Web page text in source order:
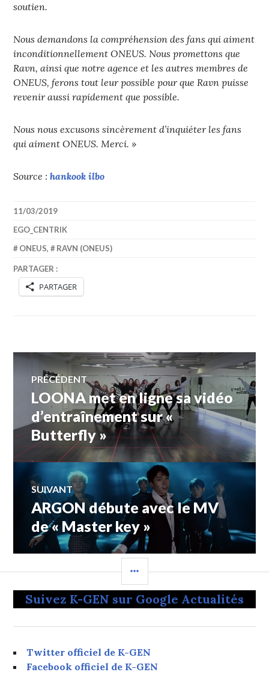
soutien.
Nous demandons la compréhension des fans qui aiment
inconditionnellement ONEUS. Nous promettons que
Ravn, ainsi que notre agence et les autres membres de
ONEUS, ferons tout leur possible pour que Ravn puisse
revenir aussi rapidement que possible.
Nous nous excusons sincèrement d’inquiéter les fans
qui aiment ONEUS. Merci. »
Source :hankook ilbo
11/03/2019
EGO_CENTRIK
ONEUS, RAVN (ONEUS)
PARTAGER :
PARTAGER
Navigation
de
l’article
PRÉCÉDENT
Article
précédent :
LOONA met en ligne sa vidéo
d’entraînement sur «
Butterfly »
SUIVANT
Article
Suivant:
ARGON débute avec le MV
de « Master key »
LATÉRALE
Suivez K-GEN sur Google Actualités
Twitter officiel de K-GEN
Facebook officiel de K-GEN